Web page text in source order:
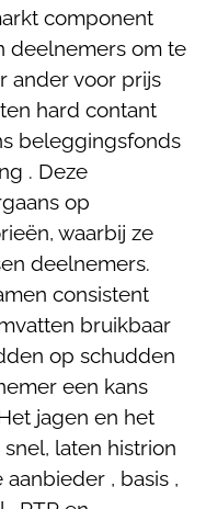
component
deelnemers om te
ander voor prijs
hard contant
beleggingsfonds
. Deze
op
waarbij ze
deelnemers.
consistent
bruikbaar
op schudden
een kans
jagen en het
laten histrion
, basis ,